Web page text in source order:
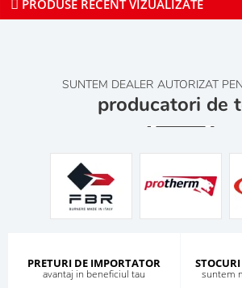
PRODUSE RECENT VIZUALIZATE
SUNTEM DEALER AUTORIZAT
producatori de
PRETURI DE IMPORTATOR
avantaj in beneficiul tau suntem